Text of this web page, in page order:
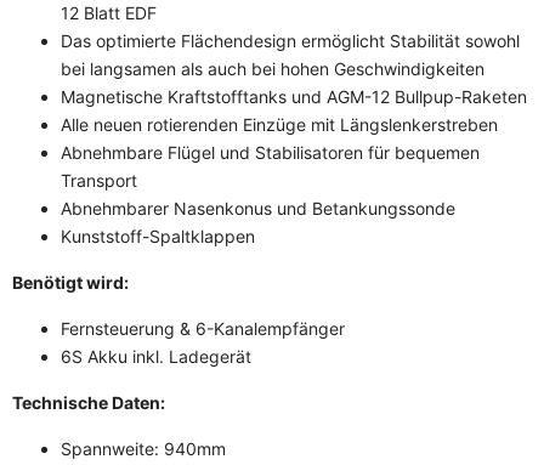
12 Blatt EDF
Das optimierte Flächendesign ermöglicht Stabilität sowohl
bei langsamen als auch bei hohen Geschwindigkeiten
Magnetische Kraftstofftanks und AGM-12 Bullpup-Raketen
Alle neuen rotierenden Einzüge mit Längslenkerstreben
Abnehmbare Flügel und Stabilisatoren für bequemen
Transport
Abnehmbarer Nasenkonus und Betankungssonde
Kunststoff-Spaltklappen
Benötigt wird:
Fernsteuerung & 6-Kanalempfänger
6S Akku inkl. Ladegerät
Technische Daten:
Spannweite: 940mm